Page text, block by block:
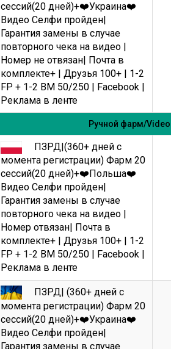
сессий(20 дней)+❤️Украина❤️
Видео Селфи пройден|
Гарантия замены в случае
повторного чека на видео |
Номер не отвязан| Почта в
комплекте+ | Друзья 100+ | 1-2
FP + 1-2 BM 50/250 | Facebook |
Реклама в ленте
Ручной фарм/
ПЗРД|(360+ дней с
момента регистрации) Фарм 20
сессий(20 дней)+❤️Польша❤️
Видео Селфи пройден|
Гарантия замены в случае
повторного чека на видео |
Номер отвязан| Почта в
комплекте+ | Друзья 100+ | 1-2
FP + 1-2 BM 50/250 | Facebook |
Реклама в ленте
ПЗРД| (360+ дней с
момента регистрации) Фарм 20
сессий(20 дней)+❤️Украина❤️
Видео Селфи пройден|
Гарантия замены в случае